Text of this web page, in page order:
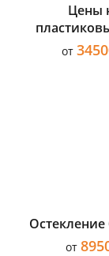
Цены
от
Остекление
от